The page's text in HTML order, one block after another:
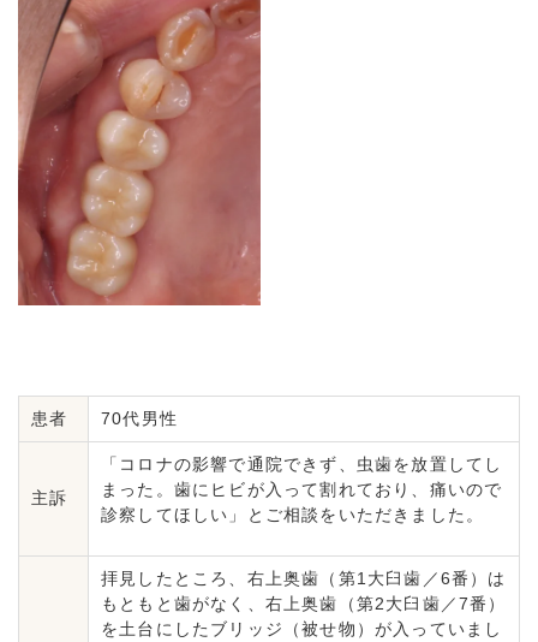
患者 70代男性
主訴
「コロナの影響で通院できず、虫歯を放置してし
まった。歯にヒビが入って割れており、痛いので
診察してほしい」とご相談をいただきました。
拝見したところ、右上奥歯（第1大臼歯／6番）は
もともと歯がなく、右上奥歯（第2大臼歯／7番）
を土台にしたブリッジ（被せ物）が入っていまし